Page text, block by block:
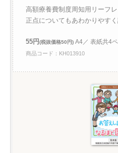
高額療養費制度周知用リーフ
正点についてもあわかりやすく
55円(税抜価格50円) A4／ 表紙共4
商品コード：KH013910